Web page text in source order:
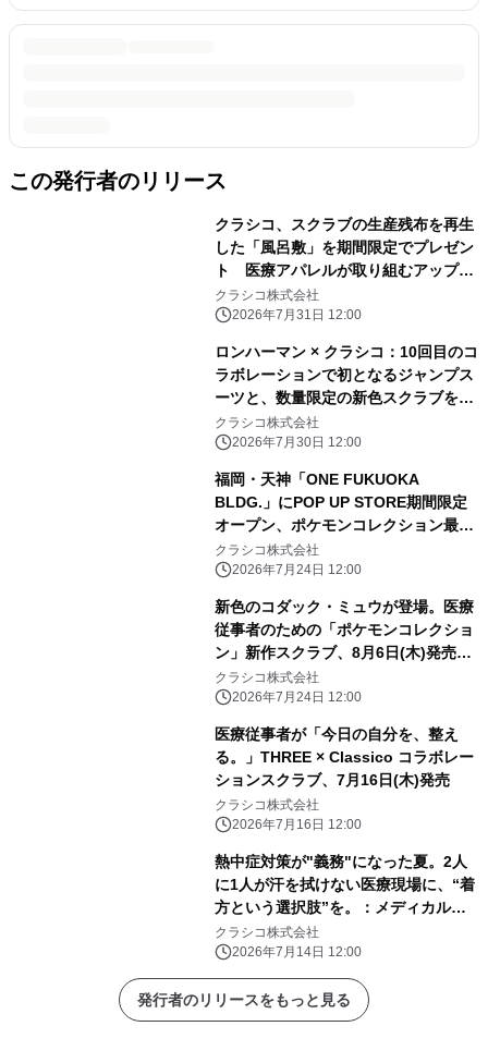
この発行者のリリース
クラシコ、スクラブの生産残布を再生
した「風呂敷」を期間限定でプレゼン
ト 医療アパレルが取り組むアップサ
イクルの新提案
クラシコ株式会社
2026年7月31日 12:00
ロンハーマン × クラシコ：10回目のコ
ラボレーションで初となるジャンプス
ーツと、数量限定の新色スクラブを発
売
クラシコ株式会社
2026年7月30日 12:00
福岡・天神「ONE FUKUOKA
BLDG.」にPOP UP STORE期間限定
オープン、ポケモンコレクション最新
作を先行販売：クラシコ
クラシコ株式会社
2026年7月24日 12:00
新色のコダック・ミュウが登場。医療
従事者のための「ポケモンコレクショ
ン」新作スクラブ、8月6日(木)発売決
定
クラシコ株式会社
2026年7月24日 12:00
医療従事者が「今日の自分を、整え
る。」THREE × Classico コラボレー
ションスクラブ、7月16日(木)発売
クラシコ株式会社
2026年7月16日 12:00
熱中症対策が"義務"になった夏。2人
に1人が汗を拭けない医療現場に、“着
方という選択肢”を。：メディカルア
パレルブランド「クラシコ」
クラシコ株式会社
2026年7月14日 12:00
発行者のリリースをもっと見る